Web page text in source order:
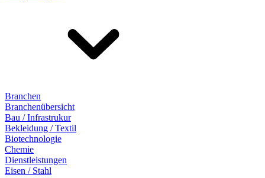
Branchen
Branchenübersicht
Bau / Infrastrukur
Bekleidung / Textil
Biotechnologie
Chemie
Dienstleistungen
Eisen / Stahl